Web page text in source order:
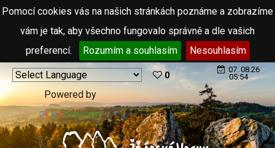
Pomocí cookies vás na našich stránkách poznáme a zobrazíme
vám je tak, aby všechno fungovalo správně a dle vašich
preferencí.
Rozumím a souhlasím Nesouhlasím
Powered by
Translate
0
07. 08.26
05:54